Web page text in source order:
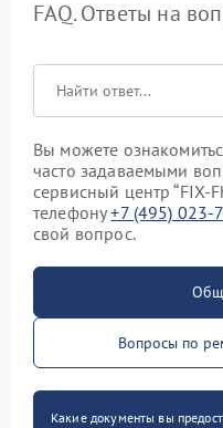
FAQ. Ответы на
Вы можете
часто задаваемыми
сервисный центр “FIX-
телефону+7 (495) 023-
свой вопрос.
Вопросы по
Какие документы вы